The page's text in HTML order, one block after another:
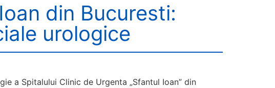
din Bucuresti:
urologice
a Spitalului Clinic de Urgenta „Sfantul Ioan” din